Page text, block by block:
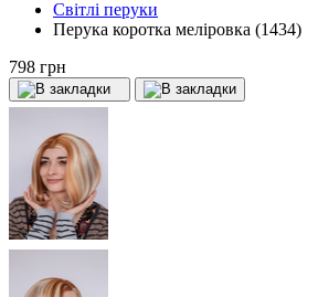
Світлі перуки
Перука коротка меліровка (1434)
798 грн